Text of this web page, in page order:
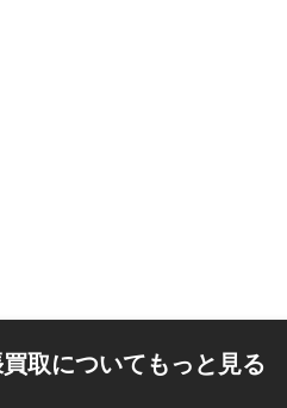
取についてもっと見る